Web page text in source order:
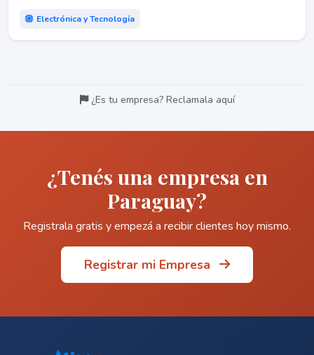
Electrónica y Tecnología
¿Es tu empresa? Reclamala aquí
¿Tenés una empresa en
Paraguay?
Registrala gratis y empezá a recibir clientes hoy mismo.
Registrar mi Empresa